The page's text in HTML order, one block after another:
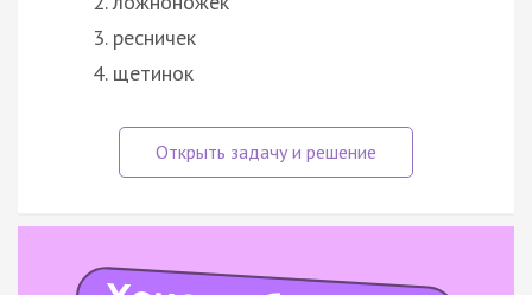
ресничек
щетинок